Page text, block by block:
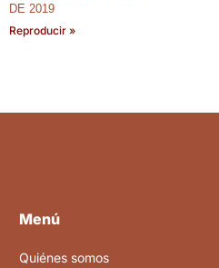
DE 2019
Reproducir »
Menú
Quiénes somos